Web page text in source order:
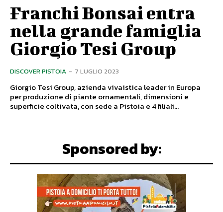
Franchi Bonsai entra
nella grande famiglia
Giorgio Tesi Group
DISCOVER PISTOIA - 7 LUGLIO 2023
Giorgio Tesi Group, azienda vivaistica leader in Europa
per produzione di piante ornamentali, dimensioni e
superficie coltivata, con sede a Pistoia e 4 filiali...
Sponsored by: